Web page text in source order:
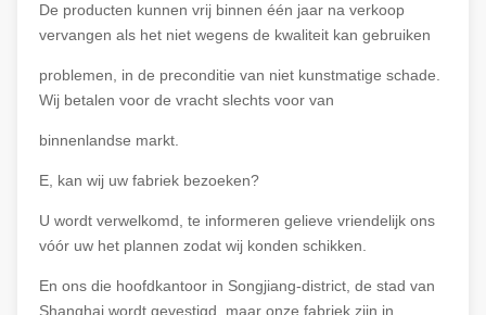
De producten kunnen vrij binnen één jaar na verkoop
vervangen als het niet wegens de kwaliteit kan gebruiken
problemen, in de preconditie van niet kunstmatige schade.
Wij betalen voor de vracht slechts voor van
binnenlandse markt.
E, kan wij uw fabriek bezoeken?
U wordt verwelkomd, te informeren gelieve vriendelijk ons
vóór uw het plannen zodat wij konden schikken.
En ons die hoofdkantoor in Songjiang-district, de stad van
Shanghai wordt gevestigd, maar onze fabriek zijn in